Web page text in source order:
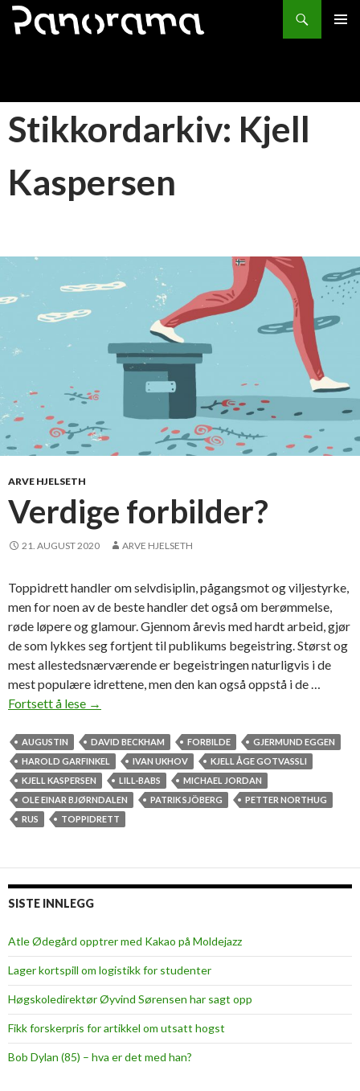
Søk
HOPP
Stikkordarkiv: Kjell
Kaspersen
ARVE HJELSETH
Verdige forbilder?
21. AUGUST 2020 ARVE HJELSETH
Toppidrett handler om selvdisiplin, pågangsmot og viljestyrke,
men for noen av de beste handler det også om berømmelse,
røde løpere og glamour. Gjennom årevis med hardt arbeid, gjør
de som lykkes seg fortjent til publikums begeistring. Størst og
mest allestedsnærværende er begeistringen naturligvis i de
mest populære idrettene, men den kan også oppstå i de …
Fortsett å lese V
r
d
i
g
e
b
d
e
?
→
AUGUSTIN DAVID BECKHAM FORBILDE
GJERMUND EGGEN
HAROLD GARFINKEL
IVAN UKHOV
KJELL ÅGE GOTVASSLI
KJELL KASPERSEN
LILL-BABS
MICHAEL JORDAN
OLE EINAR BJØRNDALEN
PATRIK SJÖBERG
PETTER NORTHUG
RUS
TOPPIDRETT
SISTE INNLEGG
Atle Ødegård opptrer med Kakao på Moldejazz
Lager kortspill om logistikk for studenter
Høgskoledirektør Øyvind Sørensen har sagt opp
Fikk forskerpris for artikkel om utsatt hogst
Bob Dylan (85) – hva er det med han?